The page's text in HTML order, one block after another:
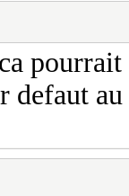
defaut